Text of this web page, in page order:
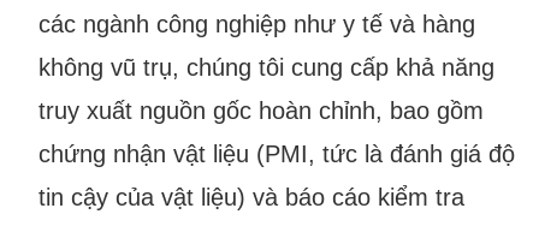
các ngành công nghiệp như y tế và hàng
không vũ trụ, chúng tôi cung cấp khả năng
truy xuất nguồn gốc hoàn chỉnh, bao gồm
chứng nhận vật liệu (PMI, tức là đánh giá độ
tin cậy của vật liệu) và báo cáo kiểm tra